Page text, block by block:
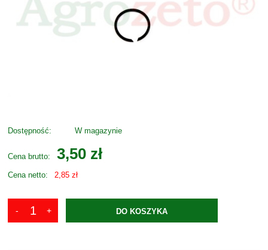
Dostępność: W magazynie
Cena brutto: 3,50 zł
Cena netto: 2,85 zł
DO KOSZYKA